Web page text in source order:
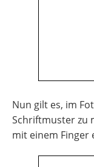
Nun gilt es, im
Schriftmuster zu
mit einem Finger